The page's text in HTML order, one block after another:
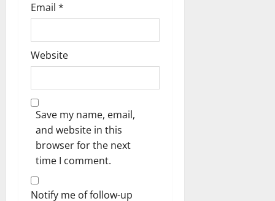
Email *
Website
Save my name, email,
and website in this
browser for the next
time I comment.
Notify me of follow-up